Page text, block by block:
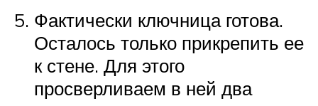
Фактически ключница готова.
Осталось только прикрепить ее
к стене. Для этого
просверливаем в ней два